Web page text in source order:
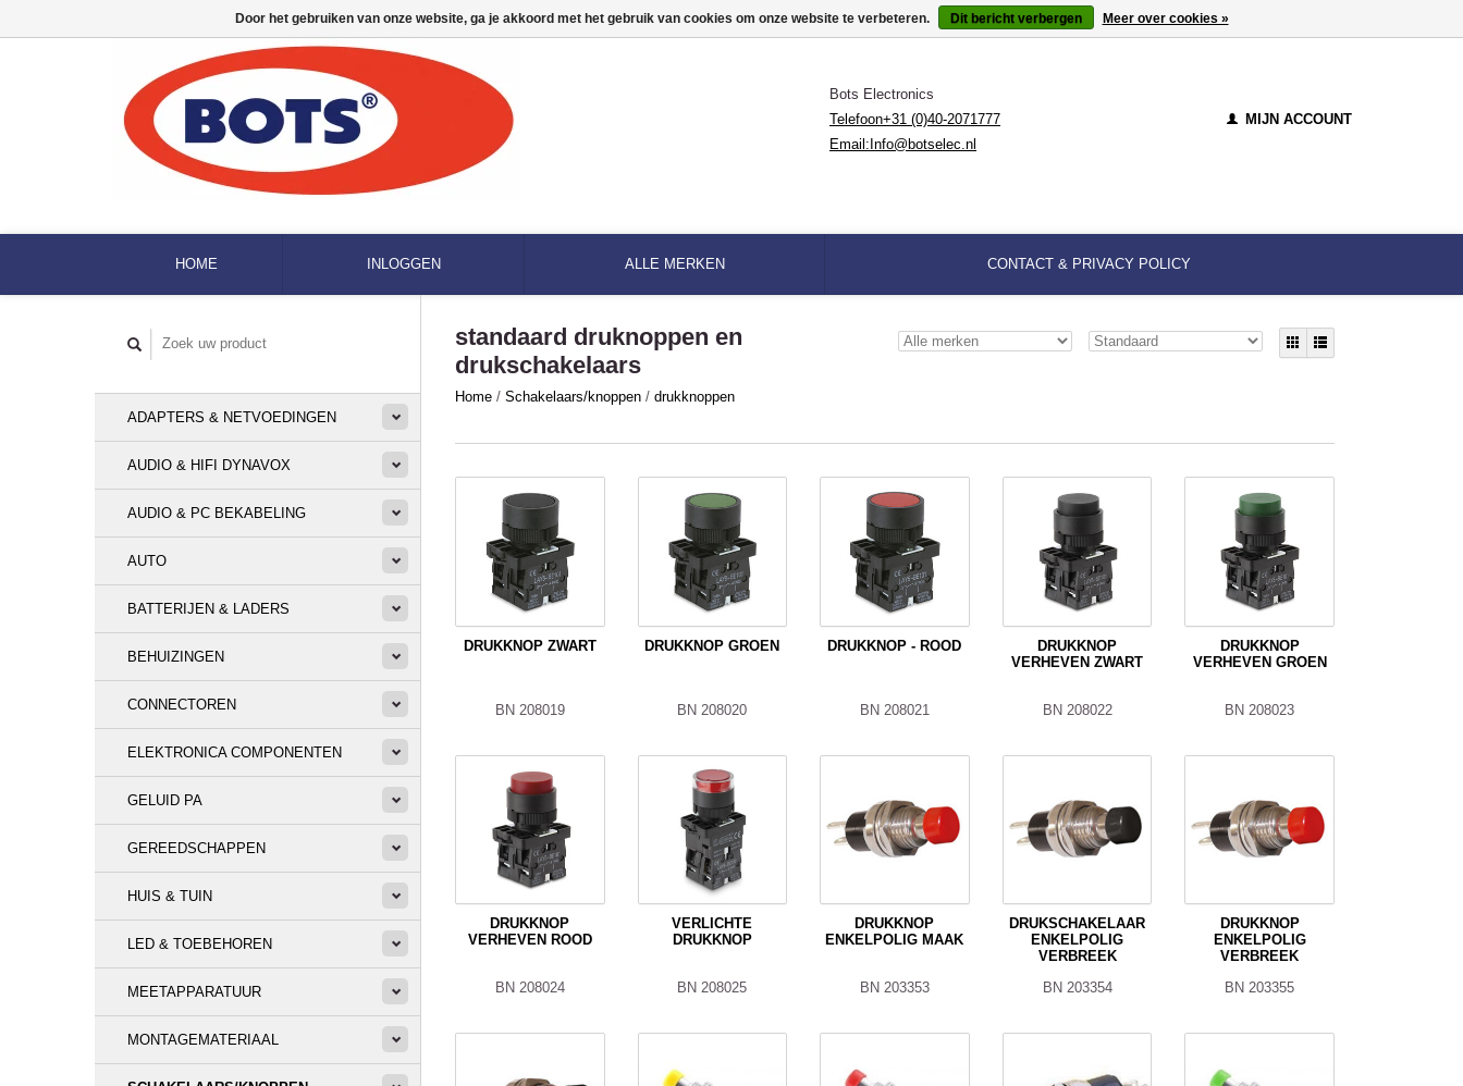
Bots Electronics
Telefoon+31 (0)40-2071777
Email: Info@botselec.nl
MIJN ACCOUNT
HOME INLOGGEN ALLE MERKEN CONTACT & PRIVACY POLICY
ADAPTERS & NETVOEDINGEN
AUDIO & HIFI DYNAVOX
AUDIO & PC BEKABELING
AUTO
BATTERIJEN & LADERS
BEHUIZINGEN
CONNECTOREN
ELEKTRONICA COMPONENTEN
GELUID PA
GEREEDSCHAPPEN
HUIS & TUIN
LED & TOEBEHOREN
MEETAPPARATUUR
MONTAGEMATERIAAL
standaard druknoppen en
drukschakelaars
Home / Schakelaars/knoppen / drukknoppen
DRUKKNOP ZWART
BN 208019
DRUKKNOP GROEN
BN 208020
DRUKKNOP - ROOD
BN 208021
DRUKKNOP
VERHEVEN ZWART
BN 208022
DRUKKNOP
VERHEVEN GROEN
BN 208023
DRUKKNOP
VERHEVEN ROOD
BN 208024
VERLICHTE
DRUKKNOP
BN 208025
DRUKKNOP
ENKELPOLIG MAAK
BN 203353
DRUKSCHAKELAAR
ENKELPOLIG
VERBREEK
BN 203354
DRUKKNOP
ENKELPOLIG
VERBREEK
BN 203355
Door het gebruiken van onze website, ga je akkoord met het gebruik van cookies om onze website te verbeteren. Dit bericht verbergen Meer over cookies »